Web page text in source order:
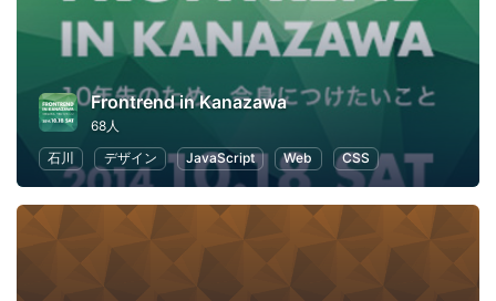
Frontrend in Kanazawa
68人
石川
デザイン JavaScript Web CSS